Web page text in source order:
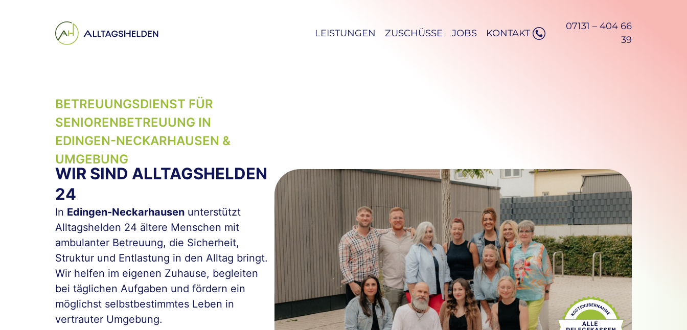
LEISTUNGEN ZUSCHÜSSE JOBS KONTAKT
07131 – 404 66
39
BETREUUNGSDIENST FÜR
SENIOREN­BETREUUNG IN
EDINGEN-NECKARHAUSEN &
UMGEBUNG
WIR SIND ALLTAGSHELDEN
24
In Edingen-Neckarhausenunterstützt
Alltagshelden 24 ältere Menschen mit
ambulanter Betreuung, die Sicherheit,
Struktur und Entlastung in den Alltag bringt.
Wir helfen im eigenen Zuhause, begleiten
bei täglichen Aufgaben und fördern ein
möglichst selbstbestimmtes Leben in
vertrauter Umgebung.